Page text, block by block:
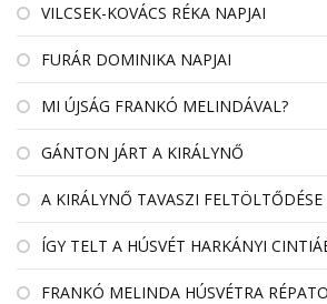
VILCSEK-KOVÁCS RÉKA NAPJAI
FURÁR DOMINIKA NAPJAI
MI ÚJSÁG FRANKÓ MELINDÁVAL?
GÁNTON JÁRT A KIRÁLYNŐ
A KIRÁLYNŐ TAVASZI FELTÖLTŐDÉSE
ÍGY TELT A HÚSVÉT HARKÁNYI
FRANKÓ MELINDA HÚSVÉTRA